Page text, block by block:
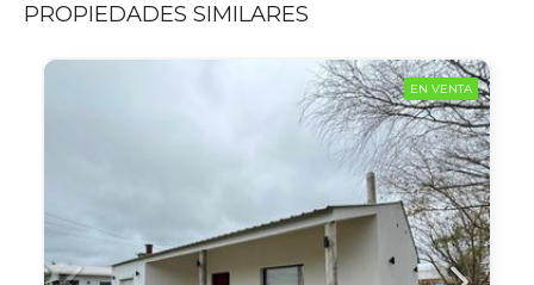
PROPIEDADES SIMILARES
EN VENTA